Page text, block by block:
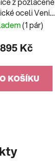
oceli Venice
Preciosa(1 pár)
895 Kč
KOŠÍKU